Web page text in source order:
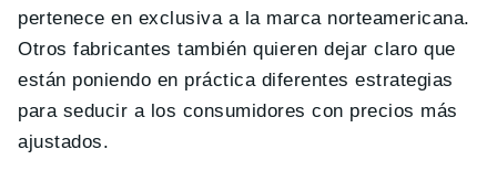
pertenece en exclusiva a la marca norteamericana.
Otros fabricantes también quieren dejar claro que
están poniendo en práctica diferentes estrategias
para seducir a los consumidores con precios más
ajustados.